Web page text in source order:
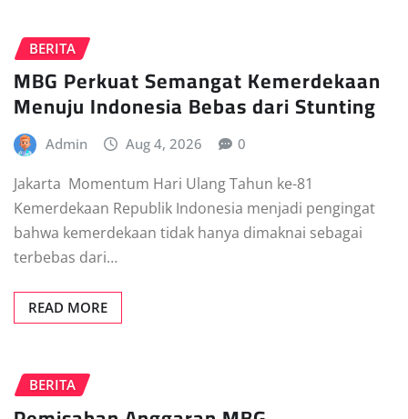
BERITA
MBG Perkuat Semangat Kemerdekaan
Menuju Indonesia Bebas dari Stunting
Admin Aug 4, 2026 0
Jakarta  Momentum Hari Ulang Tahun ke-81
Kemerdekaan Republik Indonesia menjadi pengingat
bahwa kemerdekaan tidak hanya dimaknai sebagai
terbebas dari…
READ MORE
BERITA